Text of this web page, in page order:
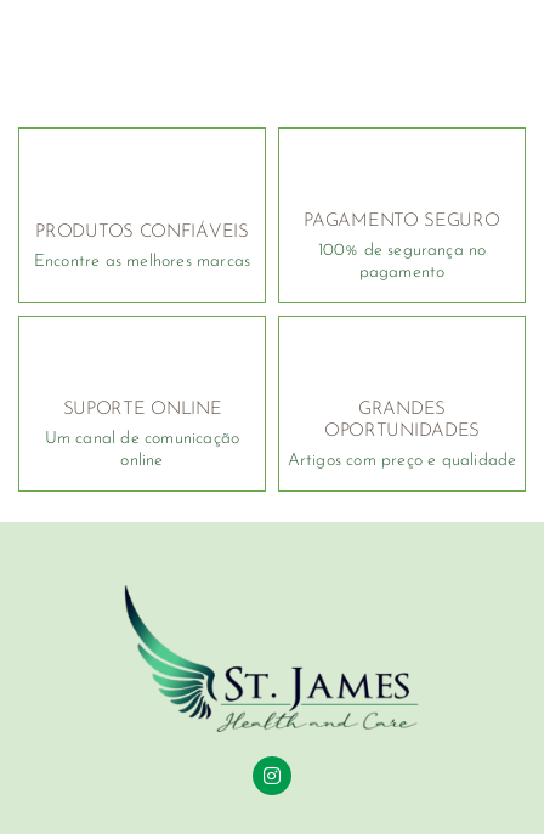
PRODUTOS CONFIÁVEIS
Encontre as melhores marcas
PAGAMENTO SEGURO
100% de segurança no
pagamento
SUPORTE ONLINE
Um canal de comunicação
online
GRANDES
OPORTUNIDADES
Artigos com preço e qualidade